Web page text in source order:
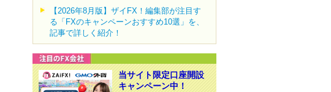
【2026年8月版】ザイFX！編集部が注目す
る「FXのキャンペーンおすすめ10選」を、
記事で詳しく紹介！
当サイト限定口座開設
キャンペーン中！